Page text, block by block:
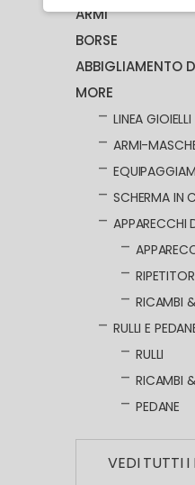
ARMI
BORSE
ABBIGLIAMENTO
MORE
LINEA GIOIELLI
ARMI-
SCHERMA IN
APPARECCHI
RICAMBI
RULLI E
RULLI
RICAMBI
PEDANE
VEDI TUTTI